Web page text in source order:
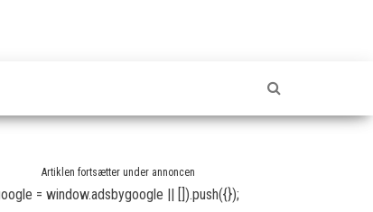
Artiklen fortsætter under annoncen
= window.adsbygoogle || []).push({});